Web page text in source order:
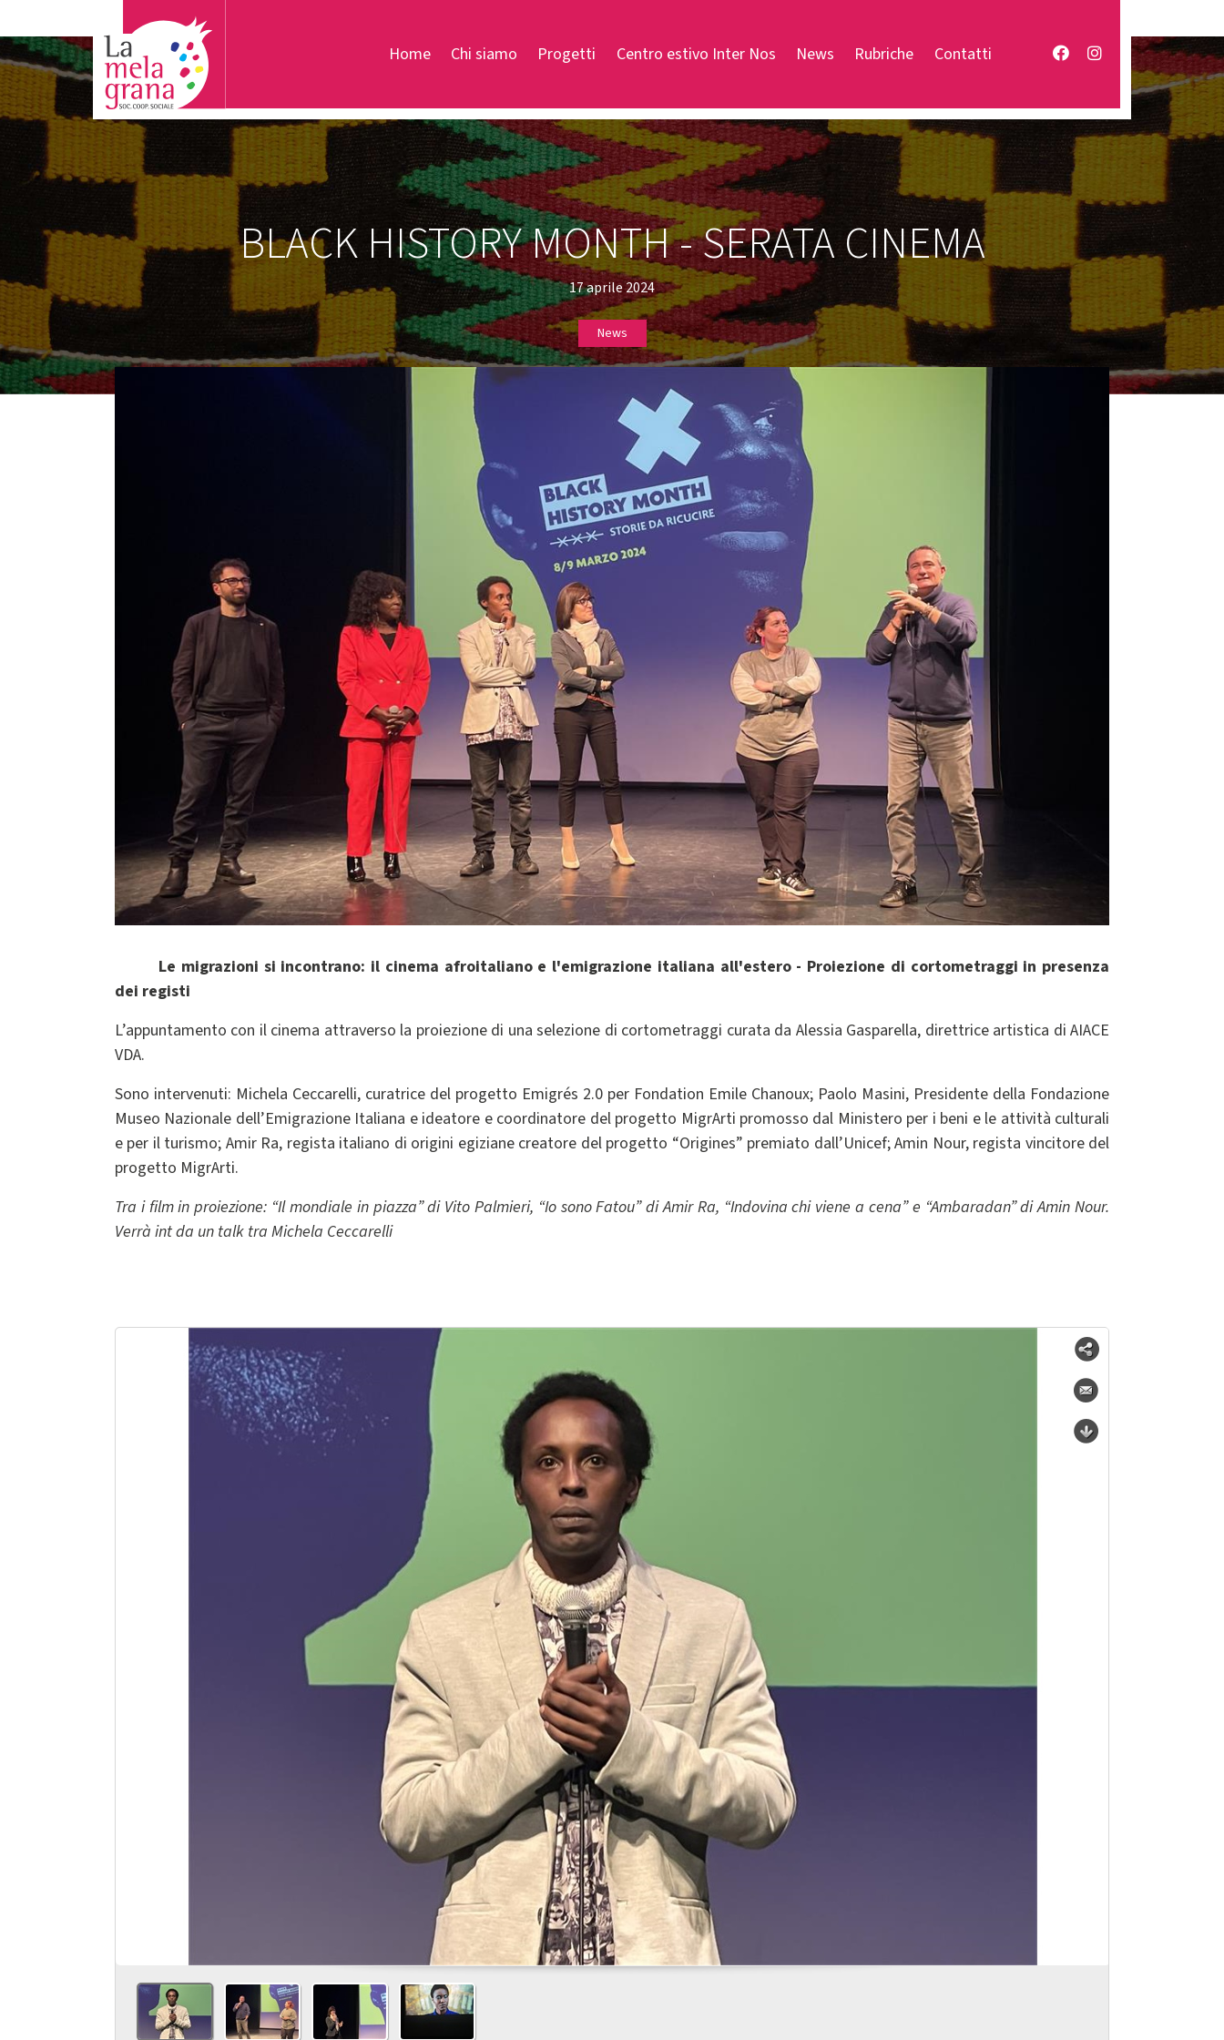
Home Chi siamo Progetti Centro estivo Inter Nos News Rubriche Contatti FacebookInstagram
BLACK HISTORY MONTH - SERATA CINEMA
17 aprile 2024
News
Le migrazioni si incontrano: il cinema afroitaliano e l'emigrazione italiana all'estero - Proiezione di cortometraggi in presenza
dei registi
L’appuntamento con il cinema attraverso la proiezione di una selezione di cortometraggi curata da Alessia Gasparella, direttrice artistica di AIACE
VDA.
Sono intervenuti: Michela Ceccarelli, curatrice del progetto Emigrés 2.0 per Fondation Emile Chanoux; Paolo Masini, Presidente della Fondazione
Museo Nazionale dell’Emigrazione Italiana e ideatore e coordinatore del progetto MigrArti promosso dal Ministero per i beni e le attività culturali
e per il turismo; Amir Ra, regista italiano di origini egiziane creatore del progetto “Origines” premiato dall’Unicef; Amin Nour, regista vincitore del
progetto MigrArti.
Tra i film in proiezione: “Il mondiale in piazza” di Vito Palmieri, “Io sono Fatou” di Amir Ra, “Indovina chi viene a cena” e “Ambaradan” di Amin Nour.
Verrà int da un talk tra Michela Ceccarelli